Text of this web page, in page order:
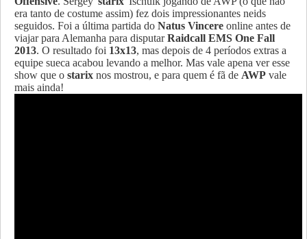
era tanto de costume assim) fez dois impressionantes neids
seguidos. Foi a última partida do Natus Vincere online antes de
viajar para Alemanha para disputarRaidcall EMS One Fall
2013. O resultado foi 13x13, mas depois de 4 períodos extras a
equipe sueca acabou levando a melhor. Mas vale apena ver esse
show que o starix nos mostrou, e para quem é fã de AWP vale
mais ainda!